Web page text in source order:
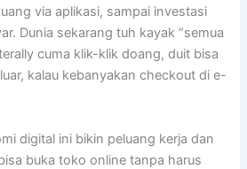
via aplikasi, sampai investasi
Dunia sekarang tuh kayak “semua
cuma klik-klik doang, duit bisa
kalau kebanyakan checkout di e-
digital ini bikin peluang kerja dan
buka toko online tanpa harus